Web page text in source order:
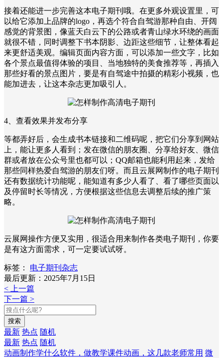
接着还能进一步完善这本电子期刊哦。在更多外观设置里，可
以给它添加上品牌的logo，再选个符合自驾游那种自由、开阔
感觉的背景图，像蓝天白云下的公路或者青山绿水环绕的画面
就很不错，同时调整下书本阴影、边距这些细节，让整体看起
来更舒适美观。编辑页面内容方面，可以添加一些文字，比如
各个景点最值得体验的项目、当地独特的美食推荐等，再插入
那些好看的景点图片，要是有自驾途中拍摄的精彩小视频，也
能加进去，让这本杂志更加吸引人。
4、查看效果并发布分享
等都弄好后，会生成书本链接和二维码呢，把它们分享到网站
上，能让更多人看到；发在微信的朋友圈、分享给好友、微信
群或者放在公众号里也都可以；QQ邮箱也能利用起来，发给
那些同样热爱自驾游的朋友们呀。而且云展网制作的电子期刊
还有数据统计功能呢，能知道有多少人看了、看了哪些页面以
及停留时长等情况，方便根据这些信息去调整后续的推广策
略。
云展网操作方便又实用，很适合用来制作各类电子期刊，你要
是有这方面需求，可一定要试试呀。
标签：
电子期刊杂志
最后更新：2025年7月15日
< 上一篇
下一篇 >
搜索
最新 热点 随机
最新 热点 随机
动画制作学什么软件，做教学课件动画，这几款老师常用 微